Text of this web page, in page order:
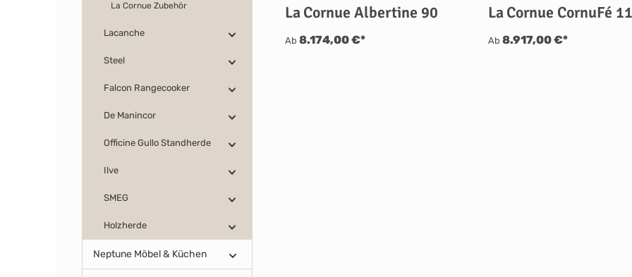
La Cornue Zubehör
Lacanche
Steel
Falcon Rangecooker
De Manincor
Officine Gullo Standherde
Ilve
SMEG
Holzherde
Neptune Möbel & Küchen
La Cornue Albertine 90
Ab8.174,00 €*
La Cornue CornuFé
Ab 8.917,00 €*